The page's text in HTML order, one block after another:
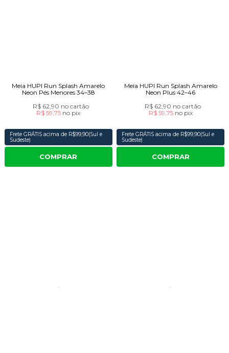
Meia HUPI Run Splash Amarelo
Neon Pés Menores 34–38
R$ 62,90 no cartão
R$ 59,75 no pix
Frete GRÁTIS acima de R$99,90(Sul e
Sudeste)
COMPRAR
Meia HUPI Run Splash Amarelo
Neon Plus 42–46
R$ 62,90 no cartão
R$ 59,75 no pix
Frete GRÁTIS acima de R$99,90(Sul e
Sudeste)
COMPRAR